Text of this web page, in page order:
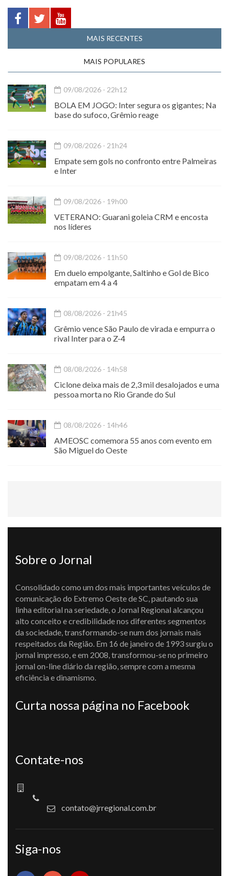
MAIS RECENTES
MAIS POPULARES
09/08/2026 - 22h12
BOLA EM JOGO: Inter segura os gigantes; Na
base do sufoco, Grêmio reage
09/08/2026 - 21h24
Empate sem gols no confronto entre Palmeiras
e Inter
09/08/2026 - 19h00
VETERANO: Guarani goleia CRM e encosta
nos líderes
09/08/2026 - 11h50
Em duelo empolgante, Saltinho e Gol de Bico
empatam em 4 a 4
08/08/2026 - 21h45
Grêmio vence São Paulo de virada e empurra o
rival Inter para o Z-4
08/08/2026 - 14h58
Ciclone deixa mais de 2,3 mil desalojados e uma
pessoa morta no Rio Grande do Sul
08/08/2026 - 14h46
AMEOSC comemora 55 anos com evento em
São Miguel do Oeste
Sobre o Jornal
Consolidado como um dos mais importantes veículos de
comunicação do Extremo Oeste de SC, pautando sua
linha editorial na seriedade, o Jornal Regional alcançou
alto conceito e credibilidade nos diferentes segmentos
da sociedade, transformando-se num dos jornais mais
respeitados da Região. Em 16 de janeiro de 1993 surgiu o
jornal impresso, e em 2008, transformou-se no primeiro
jornal on-line diário da região, sempre com a mesma
eficiência e dinamismo.
Curta nossa página no Facebook
Contate-nos
contato@jrregional.com.br
Siga-nos